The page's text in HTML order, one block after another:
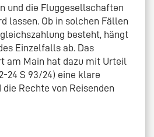
und die Fluggesellschaften
lassen. Ob in solchen Fällen
besteht, hängt
Einzelfalls ab. Das
am Main hat dazu mit Urteil
24 S 93/24) eine klare
Rechte von Reisenden